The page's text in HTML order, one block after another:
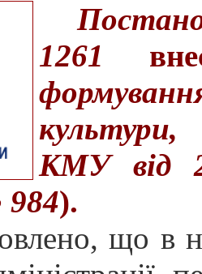
1261
КМУ від
).
що в